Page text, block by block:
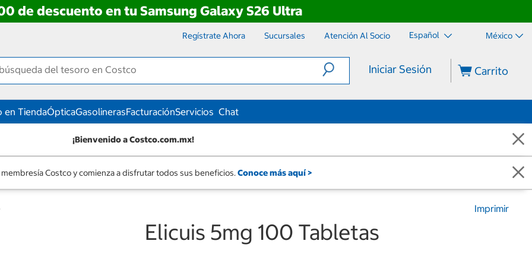
de descuento en tu Samsung Galaxy S26 Ultra
Regístrate Ahora Sucursales Atención Al Socio Español México
Iniciar Sesión Carrito
en TiendaÓpticaGasolinerasFacturaciónServicios Chat
¡Bienvenido a Costco.com.mx!
Costco y comienza a disfrutar todos sus beneficios. Conoce más aquí >
Imprimir
Elicuis 5mg 100 Tabletas